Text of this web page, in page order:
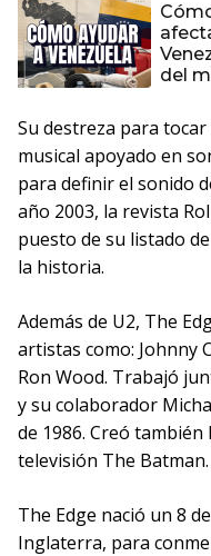
del
Su destreza para
musical apoyado en
para definir el sonido
año 2003, la revista
puesto de su listado
la historia.
Además de U2, The
artistas como: Johnny
Ron Wood. Trabajó
y su colaborador
de 1986. Creó también
televisión The Batman.
The Edge nació un 8
Inglaterra, para